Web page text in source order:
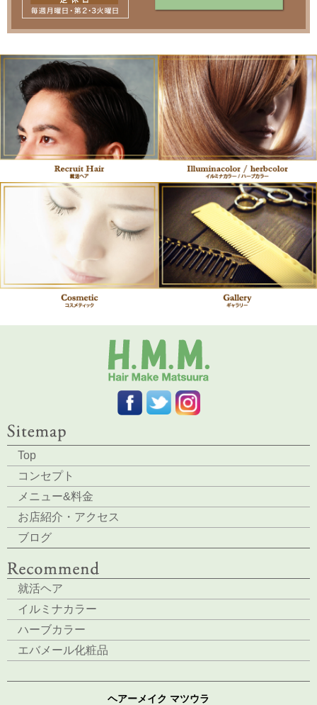
Top
コンセプト
メニュー&料金
お店紹介・アクセス
ブログ
就活ヘア
イルミナカラー
ハーブカラー
エバメール化粧品
ヘアーメイク マツウラ